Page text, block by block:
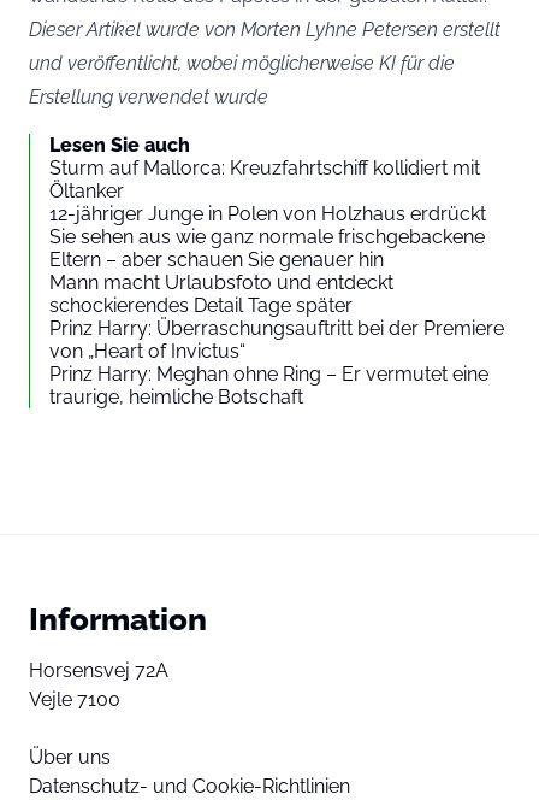
Dieser Artikel wurde von Morten Lyhne Petersen erstellt
und veröffentlicht, wobei möglicherweise KI für die
Erstellung verwendet wurde
Lesen Sie auch
Sturm auf Mallorca: Kreuzfahrtschiff kollidiert mit
Öltanker
12-jähriger Junge in Polen von Holzhaus erdrückt
Sie sehen aus wie ganz normale frischgebackene
Eltern – aber schauen Sie genauer hin
Mann macht Urlaubsfoto und entdeckt
schockierendes Detail Tage später
Prinz Harry: Überraschungsauftritt bei der Premiere
von „Heart of Invictus“
Prinz Harry: Meghan ohne Ring – Er vermutet eine
traurige, heimliche Botschaft
Information
Horsensvej 72A
Vejle 7100
Über uns
Datenschutz- und Cookie-Richtlinien